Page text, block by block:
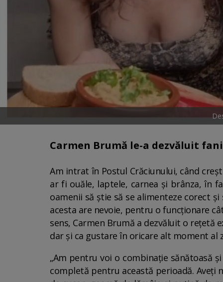
Carmen Brumă le-a dezvăluit
Am intrat în Postul Crăciunului, când
ar fi ouăle, laptele, carnea și brânza, în
oamenii să știe să se alimenteze corect
acesta are nevoie, pentru o funcționare
sens, Carmen Brumă a dezvăluit o rețetă
dar și ca gustare în oricare alt moment al
„Am pentru voi o combinație sănătoasă
completă pentru această perioadă. Aveți